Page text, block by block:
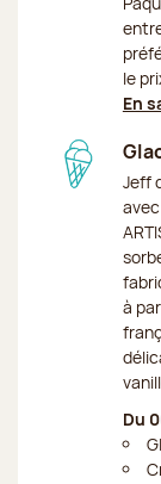
le
En
Jeff
avec
à
Du